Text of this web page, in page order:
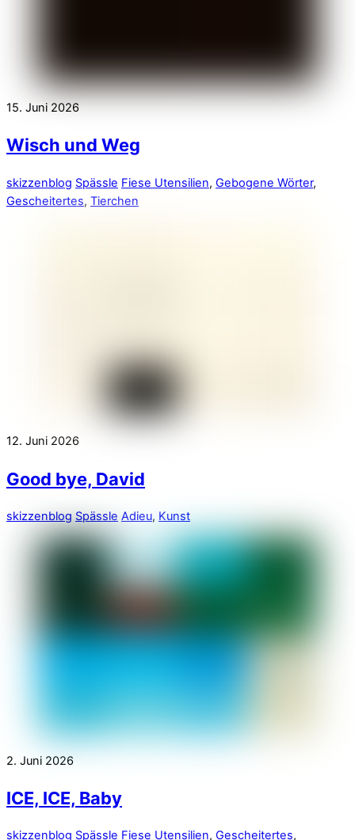
15. Juni 2026
Wisch und Weg
skizzenblog Spässle Fiese Utensilien, Gebogene Wörter,
Gescheitertes, Tierchen
12. Juni 2026
Good bye, David
skizzenblog Spässle Adieu, Kunst
2. Juni 2026
ICE, ICE, Baby
skizzenblog Spässle Fiese Utensilien, Gescheitertes,